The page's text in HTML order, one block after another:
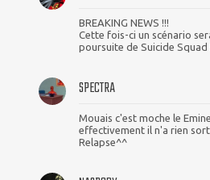
BREAKING NEWS !!!
Cette fois-ci un scénario
poursuite de Suicide Squad
SPECTRA
Mouais c'est moche le
effectivement il n'a rien
Relapse^^